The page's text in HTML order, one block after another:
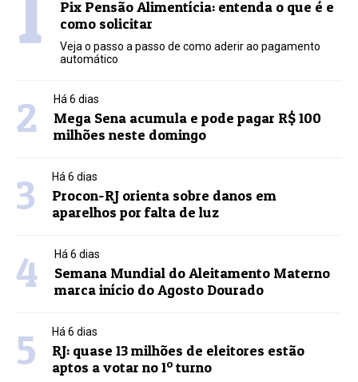
Pix Pensão Alimentícia: entenda o que é e
como solicitar
Veja o passo a passo de como aderir ao pagamento
automático
2 Há 6 dias
Mega Sena acumula e pode pagar R$ 100
milhões neste domingo
3 Há 6 dias
Procon-RJ orienta sobre danos em
aparelhos por falta de luz
4 Há 6 dias
Semana Mundial do Aleitamento Materno
marca início do Agosto Dourado
5 Há 6 dias
RJ: quase 13 milhões de eleitores estão
aptos a votar no 1º turno